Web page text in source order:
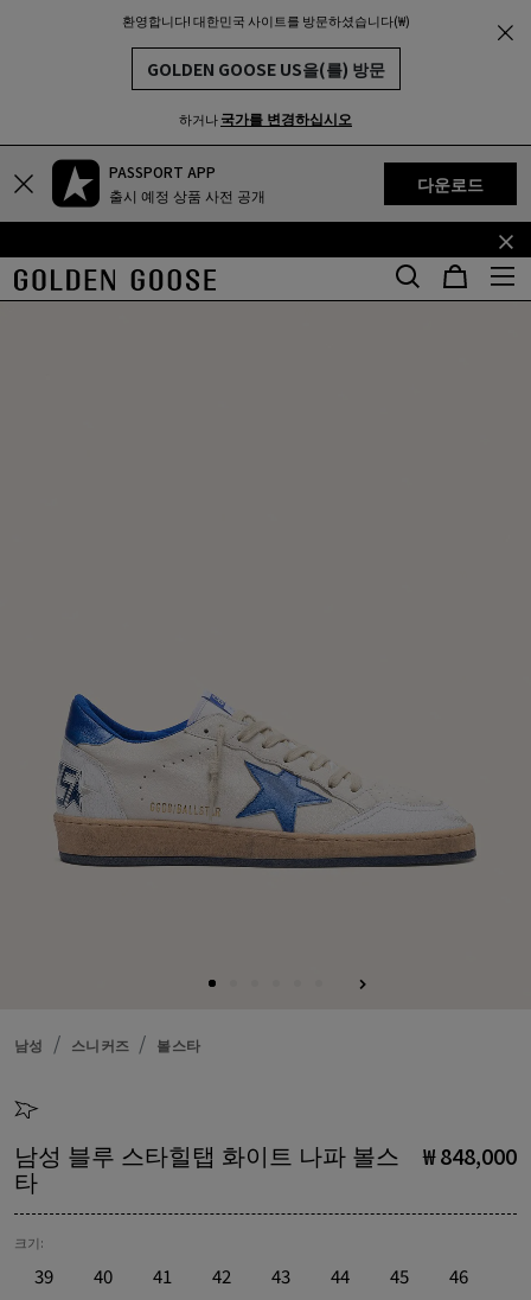
환영합니다! 대한민국 사이트를 방문하셨습니다(₩)
GOLDEN GOOSE US을(를) 방문
하거나국가를 변경하십시오
기
텐
츠
꼬
콘
텐
PASSPORT APP
출시 예정 상품 사전 공개
다운로드
남성 스니커즈 볼스타
남성 블루 스타힐탭 화이트 나파 볼스
타
₩ 848,000
크기:
39 40 41 42 43 44 45
46